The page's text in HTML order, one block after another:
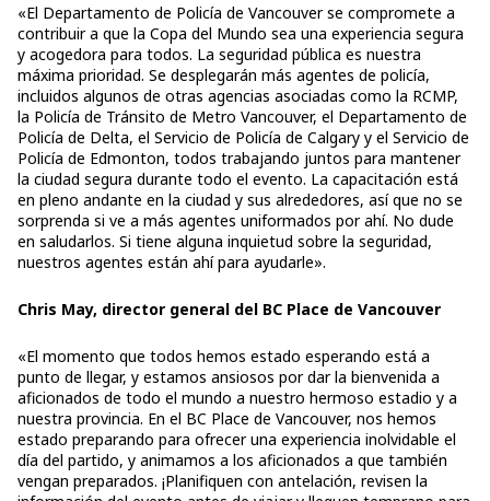
«El Departamento de Policía de Vancouver se compromete a
contribuir a que la Copa del Mundo sea una experiencia segura
y acogedora para todos. La seguridad pública es nuestra
máxima prioridad. Se desplegarán más agentes de policía,
incluidos algunos de otras agencias asociadas como la RCMP,
la Policía de Tránsito de Metro Vancouver, el Departamento de
Policía de Delta, el Servicio de Policía de Calgary y el Servicio de
Policía de Edmonton, todos trabajando juntos para mantener
la ciudad segura durante todo el evento. La capacitación está
en pleno andante en la ciudad y sus alrededores, así que no se
sorprenda si ve a más agentes uniformados por ahí. No dude
en saludarlos. Si tiene alguna inquietud sobre la seguridad,
nuestros agentes están ahí para ayudarle».
Chris May, director general del BC Place de Vancouver
«El momento que todos hemos estado esperando está a
punto de llegar, y estamos ansiosos por dar la bienvenida a
aficionados de todo el mundo a nuestro hermoso estadio y a
nuestra provincia. En el BC Place de Vancouver, nos hemos
estado preparando para ofrecer una experiencia inolvidable el
día del partido, y animamos a los aficionados a que también
vengan preparados. ¡Planifiquen con antelación, revisen la